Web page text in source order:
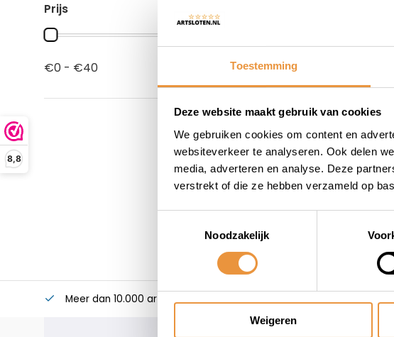
Toestemming
Deze website maakt gebruik van cookies
We gebruiken cookies om content en
websiteverkeer te analyseren. Ook delen
media, adverteren en analyse. Deze
verstrekt of die ze hebben verzameld op
Noodzakelijk
Weigeren
8,8
Prijs
€0 - €40
39,95
Meer dan 10.000 artikelen Alles voor uw tweewieler